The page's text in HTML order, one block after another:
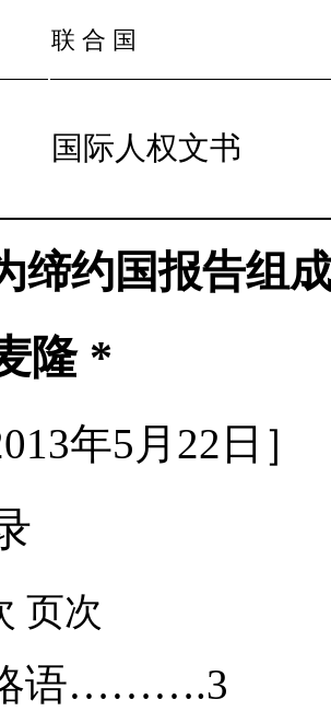
联 合 国
国际人权文书
缔约国报告组
隆 *
年5月22日］
页次
语……….3